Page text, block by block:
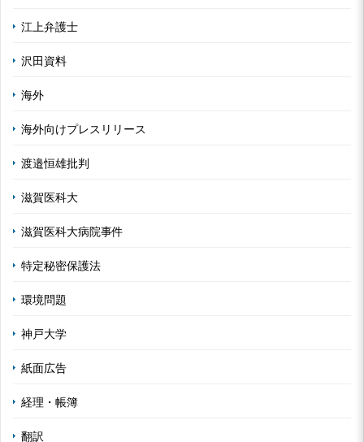
江上弁護士
沢田資料
海外
海外向けプレスリリース
渡邉恒雄批判
滋賀医科大
滋賀医科大病院事件
特定秘密保護法
環境問題
神戸大学
紙面広告
経理・帳簿
翻訳